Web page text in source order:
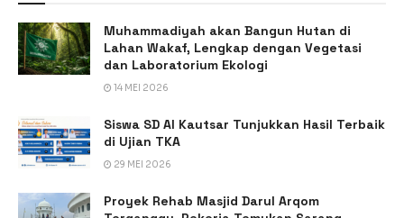
Muhammadiyah akan Bangun Hutan di
Lahan Wakaf, Lengkap dengan Vegetasi
dan Laboratorium Ekologi
14 MEI 2026
Siswa SD Al Kautsar Tunjukkan Hasil Terbaik
di Ujian TKA
29 MEI 2026
Proyek Rehab Masjid Darul Arqom